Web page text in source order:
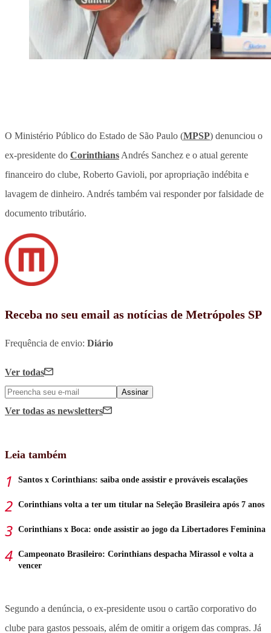
O Ministério Público do Estado de São Paulo (MPSP) denunciou o
ex-presidente do Corinthians Andrés Sanchez e o atual gerente
financeiro do clube, Roberto Gavioli, por apropriação indébita e
lavagem de dinheiro. Andrés também vai responder por falsidade de
documento tributário.
Receba no seu email as notícias de Metrópoles SP
Frequência de envio: Diário
Ver todas
Assinar
Ver todas as newsletters
Leia também
Santos x Corinthians: saiba onde assistir e prováveis escalações
Corinthians volta a ter um titular na Seleção Brasileira após 7 anos
Corinthians x Boca: onde assistir ao jogo da Libertadores Feminina
Campeonato Brasileiro: Corinthians despacha Mirassol e volta a
vencer
Segundo a denúncia, o ex-presidente usou o cartão corporativo do
clube para gastos pessoais, além de omitir a origem das compras. Já